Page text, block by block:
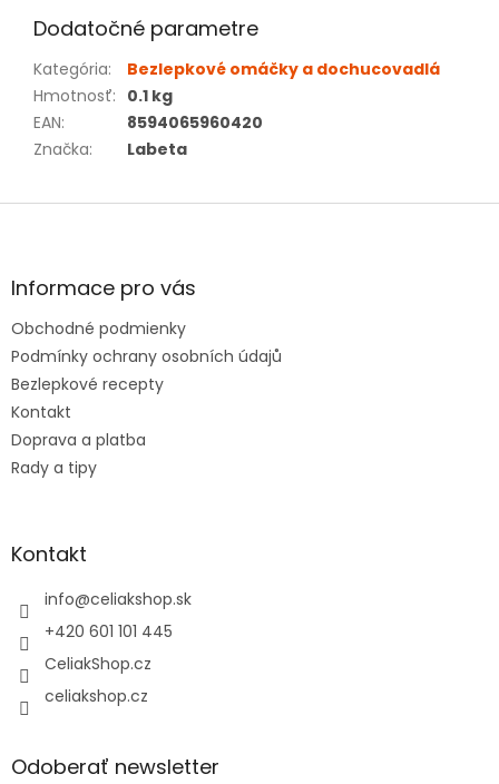
Dodatočné parametre
Kategória:
Bezlepkové omáčky a dochucovadlá
Hmotnosť: 0.1 kg
EAN:
8594065960420
Značka: Labeta
Z
ä
e
Informace pro vás
Obchodné podmienky
Podmínky ochrany osobních údajů
Bezlepkové recepty
Kontakt
Doprava a platba
Rady a tipy
Kontakt
info@celiakshop.sk
+420 601 101 445
CeliakShop.cz
celiakshop.cz
Odoberať newsletter